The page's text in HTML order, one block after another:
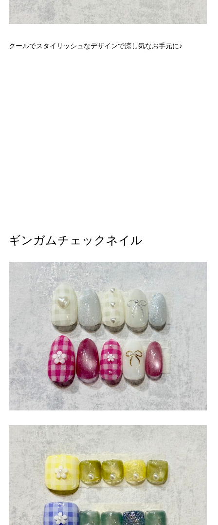
クールでスタイリッシュなデザインで涼し気なお手元に♪
ギンガムチェックネイル